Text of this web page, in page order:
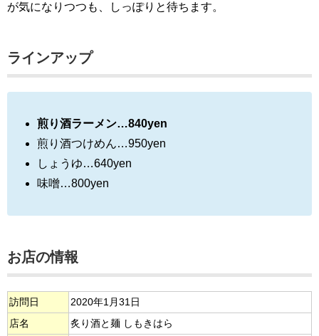
が気になりつつも、しっぽりと待ちます。
ラインアップ
煎り酒ラーメン…840yen
煎り酒つけめん…950yen
しょうゆ…640yen
味噌…800yen
お店の情報
訪問日
2020年1月31日
店名
炙り酒と麺 しもきはら